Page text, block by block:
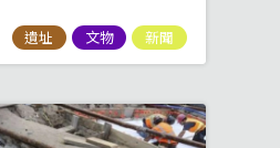
遺址 文物 新聞